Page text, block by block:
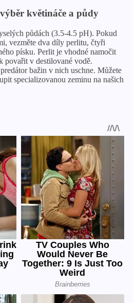
květináče a půdy
půdách (3.5-4.5 pH). Pokud
vezměte dva díly perlitu, čtyři
písku. Perlit je vhodné namočit
povařit v destilované vodě.
bažin v nich uschne. Můžete
specializovanou zeminu na našich